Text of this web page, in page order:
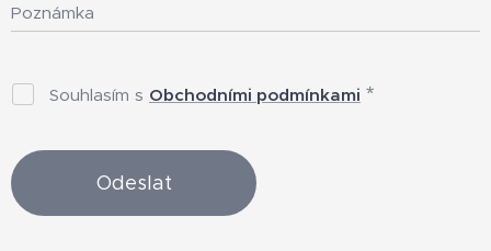
Poznámka
Souhlasím s Obchodními podmínkami
Odeslat